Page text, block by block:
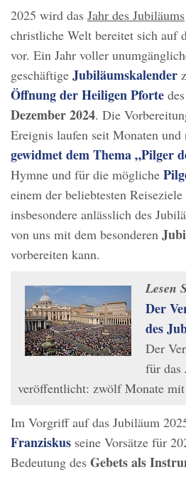
2025 wird das Jahr des Jubiläums
christliche Welt bereitet sich auf
vor. Ein Jahr voller
geschäftige Jubiläumskalender
Öffnung der Heiligen Pforte
Dezember 2024. Die
Ereignis laufen seit Monaten und
gewidmet dem Thema „Pilger
Hymne und für die mögliche
einem der beliebtesten
insbesondere anlässlich des
von uns mit dem besonderen
vorbereiten kann.
Lesen
Der
des
Der
für das
veröffentlicht: zwölf Monate
Im Vorgriff auf das Jubiläum
Franziskus seine Vorsätze für
Bedeutung des Gebets als